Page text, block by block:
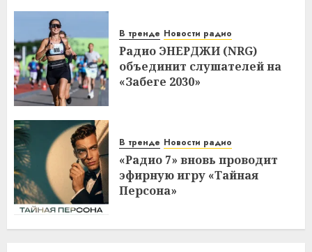
В тренде Новости радио
Радио ЭНЕРДЖИ (NRG)
объединит слушателей на
«Забеге 2030»
В тренде Новости радио
«Радио 7» вновь проводит
эфирную игру «Тайная
Персона»